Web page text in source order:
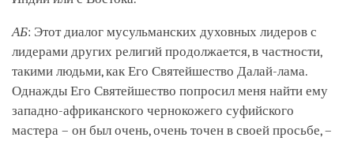
АБ: Этот диалог мусульманских духовных лидеров с
лидерами других религий продолжается, в частности,
такими людьми, как Его Святейшество Далай-лама.
Однажды Его Святейшество попросил меня найти ему
западно-африканского чернокожего суфийского
мастера – он был очень, очень точен в своей просьбе, –